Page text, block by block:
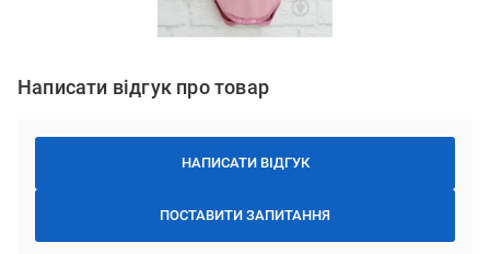
Написати відгук про товар
НАПИСАТИ ВІДГУК
ПОСТАВИТИ ЗАПИТАННЯ